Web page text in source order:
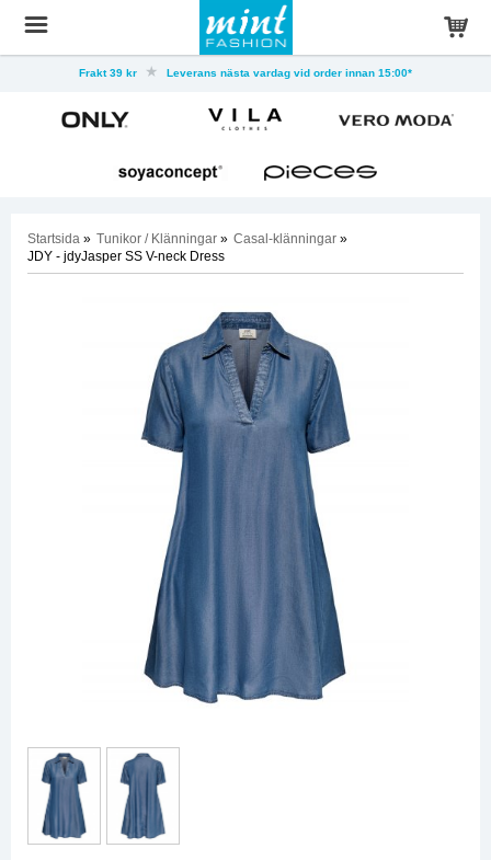
Frakt 39 kr Leverans nästa vardag vid order innan 15:00*
Startsida » Tunikor / Klänningar » Casal-klänningar »
JDY - jdyJasper SS V-neck Dress